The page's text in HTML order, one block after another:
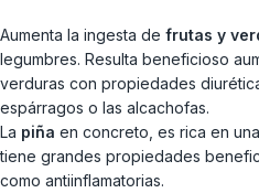
Aumenta la ingesta de frutas y
legumbres. Resulta beneficioso
verduras con propiedades
espárragos o las alcachofas.
La piña en concreto, es rica en
tiene grandes propiedades
como antiinflamatorias.